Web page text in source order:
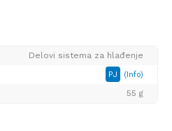
Delovi sistema za hlađenje
PJ (Info)
55 g